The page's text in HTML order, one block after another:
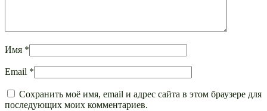
Имя *
Email *
Сохранить моё имя, email и адрес сайта в этом браузере для
последующих моих комментариев.